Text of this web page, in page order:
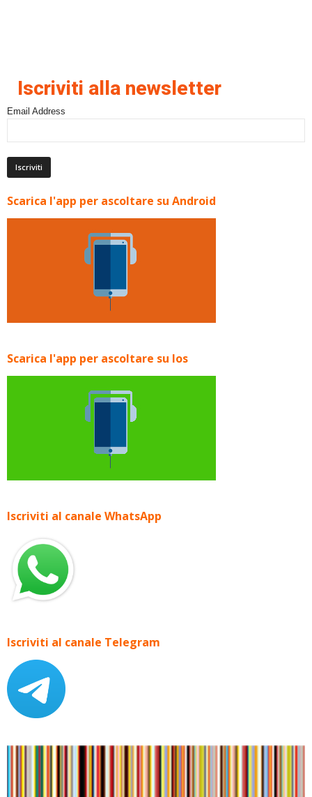
Iscriviti alla newsletter
Email Address
Scarica l'app per ascoltare su Android
Scarica l'app per ascoltare su Ios
Iscriviti al canale WhatsApp
Iscriviti al canale Telegram